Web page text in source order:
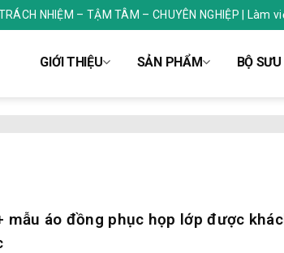
NHIỆM – TẬM TÂM – CHUYÊN NGHIỆP | Làm
GIỚI THIỆU SẢN PHẨM BỘ
mẫu áo đồng phục họp lớp được